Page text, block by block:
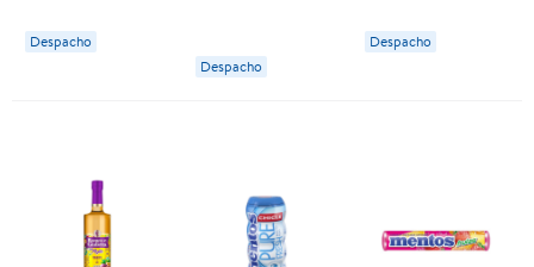
Menta
Despacho
Despacho
Despacho